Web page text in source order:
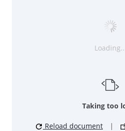
Taking too
Reload document |